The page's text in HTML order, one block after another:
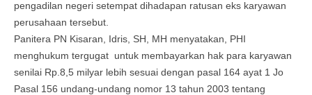
pengadilan negeri setempat dihadapan ratusan eks karyawan
perusahaan tersebut.
Panitera PN Kisaran, Idris, SH, MH menyatakan, PHI
menghukum tergugat untuk membayarkan hak para karyawan
senilai Rp.8,5 milyar lebih sesuai dengan pasal 164 ayat 1 Jo
Pasal 156 undang-undang nomor 13 tahun 2003 tentang